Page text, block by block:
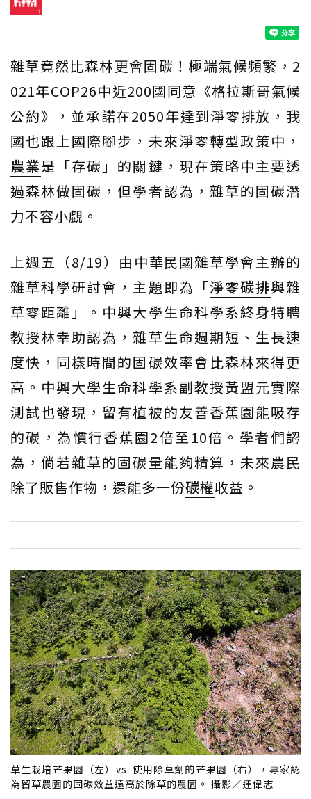
雜草竟然比森林更會固碳！極端氣候頻繁，2
021年COP26中近200國同意《格拉斯哥氣候
公約》，並承諾在2050年達到淨零排放，我
國也跟上國際腳步，未來淨零轉型政策中，
農業是「存碳」的關鍵，現在策略中主要透
過森林做固碳，但學者認為，雜草的固碳潛
力不容小覷。
上週五（8/19）由中華民國雜草學會主辦的
雜草科學研討會，主題即為「淨零碳排與雜
草零距離」。中興大學生命科學系終身特聘
教授林幸助認為，雜草生命週期短、生長速
度快，同樣時間的固碳效率會比森林來得更
高。中興大學生命科學系副教授黃盟元實際
測試也發現，留有植被的友善香蕉園能吸存
的碳，為慣行香蕉園2倍至10倍。學者們認
為，倘若雜草的固碳量能夠精算，未來農民
除了販售作物，還能多一份碳權收益。
草生栽培芒果園（左）vs. 使用除草劑的芒果園（右），專家認
為留草農園的固碳效益遠高於除草的農園。 攝影／連偉志